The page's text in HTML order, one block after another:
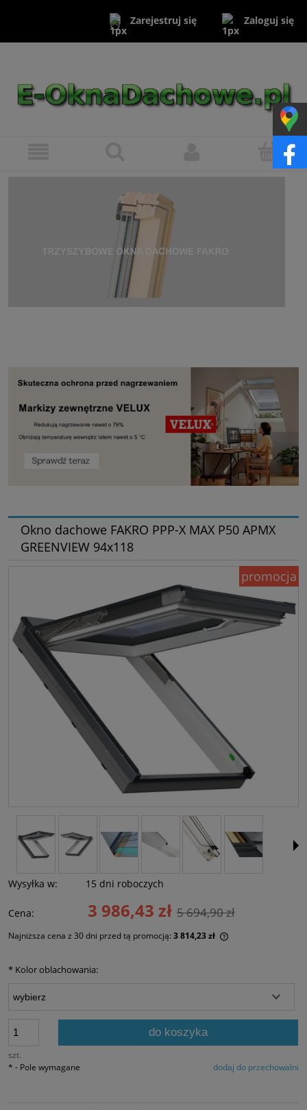
Zarejestruj się Zaloguj się
Okno dachowe FAKRO PPP-X MAX P50 APMX
GREENVIEW 94x118
promocja
Wysyłka w: 15 dni roboczych
Cena: 3 986,43 zł 5 694,90 zł
Najniższa cena z 30 dni przed tą promocją: 3 814,23 zł
* Kolor oblachowania:
szt.
do koszyka
dodaj do przechowalni
* - Pole wymagane